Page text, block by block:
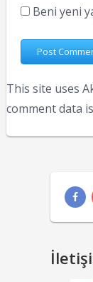
Beni yeni
This site uses
comment data